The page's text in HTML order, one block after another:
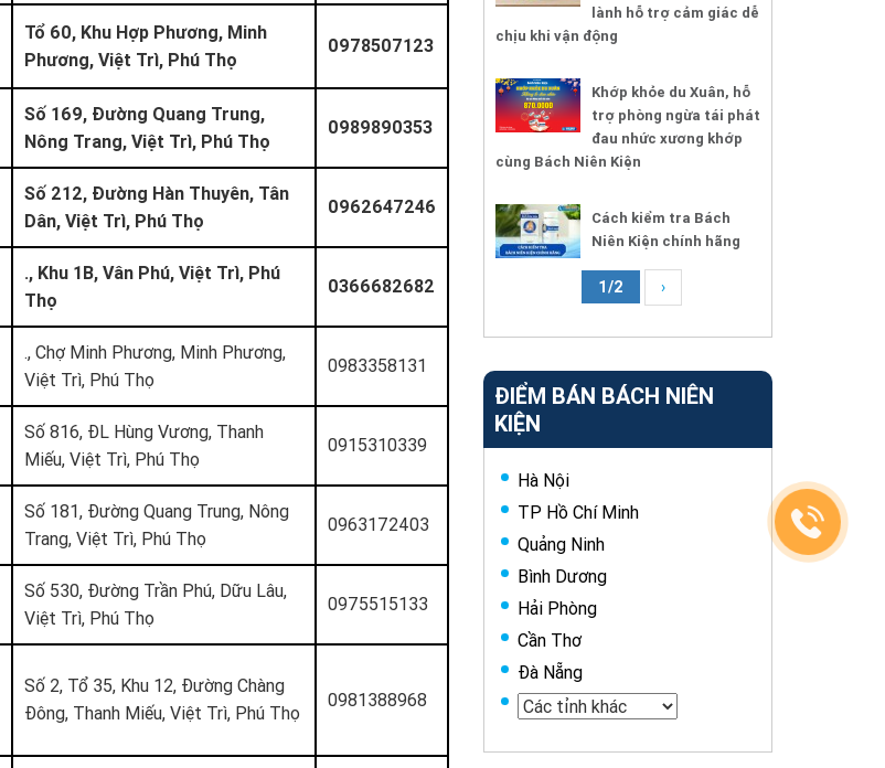
Tổ 60, Khu Hợp Phương, Minh
Phương, Việt Trì, Phú Thọ
0978507123
Số 169, Đường Quang Trung,
Nông Trang, Việt Trì, Phú Thọ
0989890353
Số 212, Đường Hàn Thuyên, Tân
Dân, Việt Trì, Phú Thọ
0962647246
., Khu 1B, Vân Phú, Việt Trì, Phú
Thọ
0366682682
., Chợ Minh Phương, Minh Phương,
Việt Trì, Phú Thọ
0983358131
Số 816, ĐL Hùng Vương, Thanh
Miếu, Việt Trì, Phú Thọ
0915310339
Số 181, Đường Quang Trung, Nông
Trang, Việt Trì, Phú Thọ
0963172403
Số 530, Đường Trần Phú, Dữu Lâu,
Việt Trì, Phú Thọ
0975515133
Số 2, Tổ 35, Khu 12, Đường Chàng
Đông, Thanh Miếu, Việt Trì, Phú Thọ
0981388968
lành hỗ trợ cảm giác dễ
chịu khi vận động
Khớp khỏe du Xuân, hỗ
trợ phòng ngừa tái phát
đau nhức xương khớp
cùng Bách Niên Kiện
Cách kiểm tra Bách
Niên Kiện chính hãng
1/2 ›
ĐIỂM BÁN BÁCH NIÊN
KIỆN
Hà Nội
TP Hồ Chí Minh
Quảng Ninh
Bình Dương
Hải Phòng
Cần Thơ
Đà Nẵng